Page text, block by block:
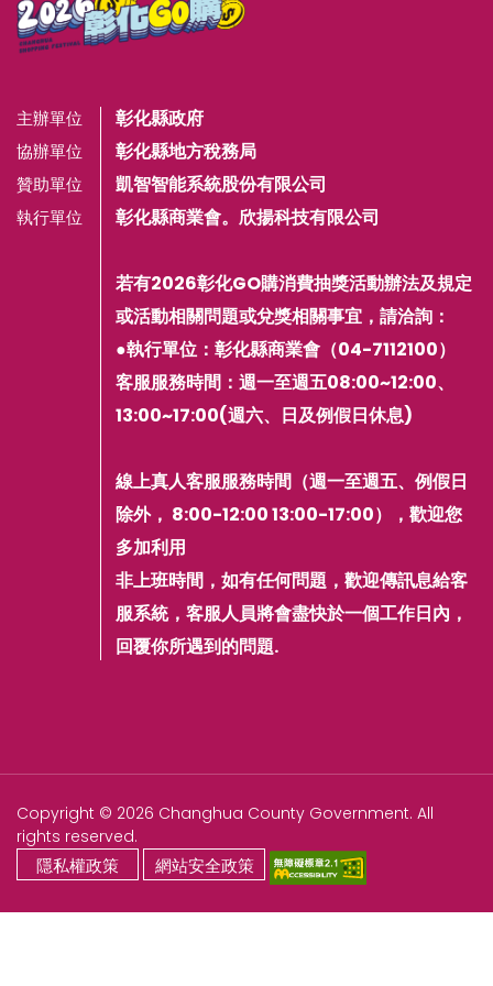
主辦單位 彰化縣政府
協辦單位 彰化縣地方稅務局
贊助單位 凱智智能系統股份有限公司
執行單位 彰化縣商業會。欣揚科技有限公司
若有2026彰化GO購消費抽獎活動辦法及規定
或活動相關問題或兌獎相關事宜，請洽詢：
●執行單位：彰化縣商業會（04-7112100）
客服服務時間：週一至週五08:00~12:00、
13:00~17:00(週六、日及例假日休息)
線上真人客服服務時間（週一至週五、例假日
除外， 8:00-12:00 13:00-17:00），歡迎您
多加利用
非上班時間，如有任何問題，歡迎傳訊息給客
服系統，客服人員將會盡快於一個工作日內，
回覆你所遇到的問題.
Copyright © 2026 Changhua County Government. All
rights reserved.
隱私權政策 網站安全政策